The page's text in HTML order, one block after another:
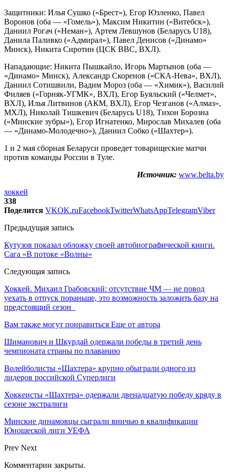
Защитники: Илья Сушко («Брест»), Егор Юзленко, Павел
Воронов (оба — «Гомель»), Максим Никитин («Витебск»),
Даниил Рогач («Неман»), Артем Левшунов (Беларусь U18),
Данила Паливко («Адмирал»), Павел Денисов («Динамо»
Минск), Никита Сиротин (ЦСК ВВС, ВХЛ).
Нападающие: Никита Пышкайло, Игорь Мартынов (оба —
«Динамо» Минск), Александр Скоренов («СКА-Нева», ВХЛ),
Даниил Сотишвили, Вадим Мороз (оба — «Химик»), Василий
Филяев («Горняк-УГМК», ВХЛ), Егор Буяльский («Челмет»,
ВХЛ), Илья Литвинов (АКМ, ВХЛ), Егор Чезганов («Алмаз»,
МХЛ), Николай Тишкевич (Беларусь U18), Тихон Борозна
(«Минские зубры»), Егор Игнатенко, Мирослав Михалев (оба
— «Динамо-Молодечно»), Даниил Собко («Шахтер»).
1 и 2 мая сборная Беларуси проведет товарищеские матчи
против команды России в Туле.
Источник: www.belta.by
хоккей
338
Поделится VKOK.ruFacebookTwitterWhatsAppTelegramViber
Предыдущая запись
Кутузов показал обложку своей автобиографической книги.
Сага «В потоке «Волны»
Следующая запись
Хоккей. Михаил Грабовский: отсутствие ЧМ — не повод
уехать в отпуск пораньше, это возможность заложить базу на
предстоящий сезон
Вам также могут понравиться Еще от автора
Шиманович и Шкурдай одержали победы в третий день
чемпионата страны по плаванию
Волейболисты «Шахтера» крупно обыграли одного из
лидеров российской Суперлиги
Хоккеисты «Шахтера» одержали двенадцатую победу кряду в
сезоне экстралиги
Минские динамовцы сыграли вничью в квалификации
Юношеской лиги УЕФА
Prev Next
Комментарии закрыты.